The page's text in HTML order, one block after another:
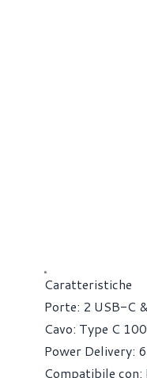
Caratteristiche
Porte: 2 USB-C
Cavo: Type C
Power Delivery:
Compatibile con: